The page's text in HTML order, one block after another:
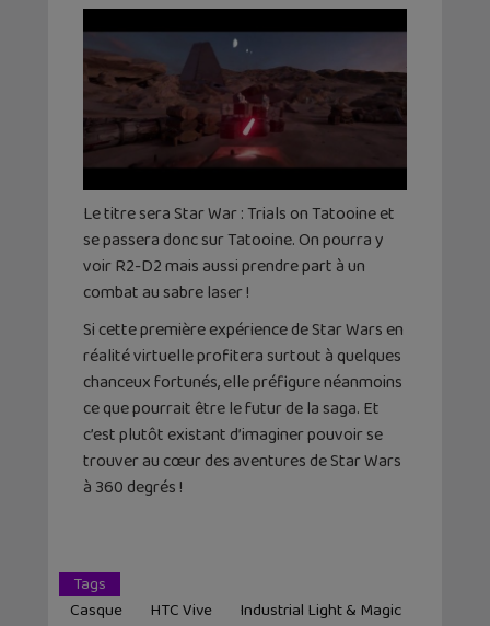
Le titre sera Star War : Trials on Tatooine et
se passera donc sur Tatooine. On pourra y
voir R2-D2 mais aussi prendre part à un
combat au sabre laser !
Si cette première expérience de Star Wars en
réalité virtuelle profitera surtout à quelques
chanceux fortunés, elle préfigure néanmoins
ce que pourrait être le futur de la saga. Et
c’est plutôt existant d’imaginer pouvoir se
trouver au cœur des aventures de Star Wars
à 360 degrés !
Tags
Casque
HTC Vive
Industrial Light & Magic